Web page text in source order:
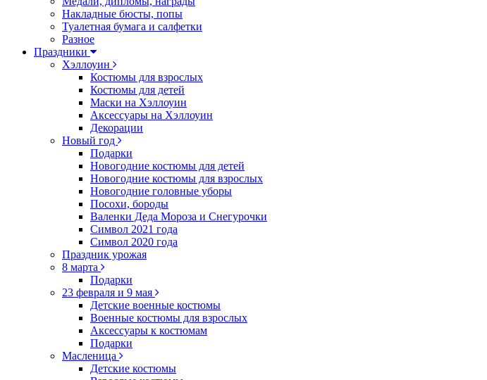
Накладные бюсты, попы
Туалетная бумага и салфетки
Разное
Праздники
Хэллоуин
Костюмы для взрослых
Костюмы для детей
Маски на Хэллоуин
Аксессуары на Хэллоуин
Декорации
Новый год
Подарки
Новогодние костюмы для детей
Новогодние костюмы для взрослых
Новогодние головные уборы
Посохи, бороды
Валенки Деда Мороза и Снегурочки
Символ 2021 года
Символ 2020 года
Праздник урожая
8 марта
Подарки
23 февраля и 9 мая
Детские военные костюмы
Военные костюмы для взрослых
Аксессуары к костюмам
Подарки
Масленица
Детские костюмы